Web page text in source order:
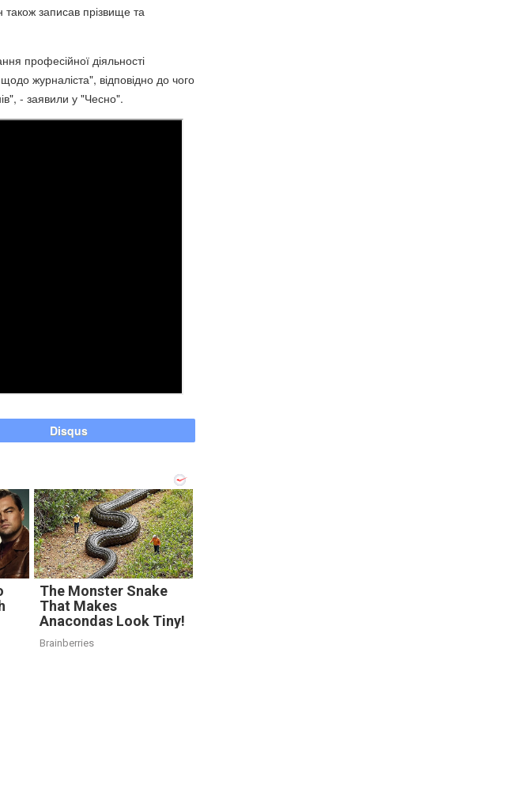
записав прізвище та
професійної діяльності
журналіста", відповідно до чого
- заявили у "Чесно".
Disqus
The Monster Snake
That Makes
Anacondas Look Tiny!
Brainberries